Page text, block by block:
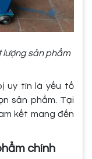
lượng sản phẩm
uy tín là yếu tố
sản phẩm. Tại
kết mang đến
chính